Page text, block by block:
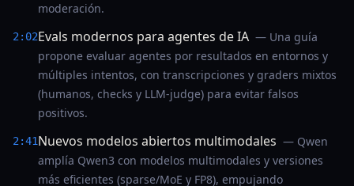
moderación.
2:02Evals modernos para agentes de IA — Una guía
propone evaluar agentes por resultados en entornos y
múltiples intentos, con transcripciones y graders mixtos
(humanos, checks y LLM-judge) para evitar falsos
positivos.
2:41Nuevos modelos abiertos multimodales — Qwen
amplía Qwen3 con modelos multimodales y versiones
más eficientes (sparse/MoE y FP8), empujando